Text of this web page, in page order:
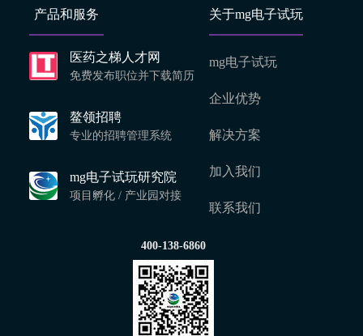
产品和服务
医药之梯人才网
免费发布职位并下载简历
鳌领招聘
专业的招聘管理系统
mg电子试玩研究院
项目孵化 / 产业园对接
关于mg电子试玩
mg电子试玩
企业优势
解决方案
加入我们
联系我们
400-138-6860